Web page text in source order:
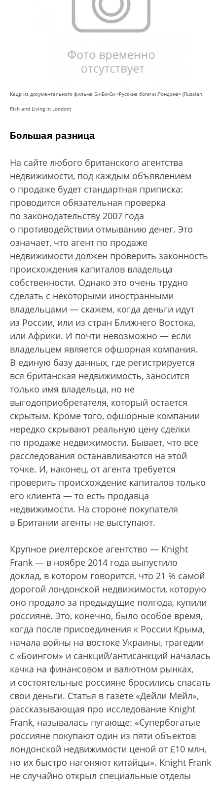
Кадр из документального фильма Би-Би-Си «Русские богачи Лондона» (Russian,
Rich and Living in London)
Большая разница
На сайте любого британского агентства
недвижимости, под каждым объявлением
о продаже будет стандартная приписка:
проводится обязательная проверка
по законодательству 2007 года
о противодействии отмыванию денег. Это
означает, что агент по продаже
недвижимости должен проверить законность
происхождения капиталов владельца
собственности. Однако это очень трудно
сделать с некоторыми иностранными
владельцами — скажем, когда деньги идут
из России, или из стран Ближнего Востока,
или Африки. И почти невозможно — если
владельцем является офшорная компания.
В единую базу данных, где регистрируется
вся британская недвижимость, заносится
только имя владельца, но не
выгодоприобретателя, который остается
скрытым. Кроме того, офшорные компании
нередко скрывают реальную цену сделки
по продаже недвижимости. Бывает, что все
расследования останавливаются на этой
точке. И, наконец, от агента требуется
проверить происхождение капиталов только
его клиента — то есть продавца
недвижимости. На стороне покупателя
в Британии агенты не выступают.
Крупное риелтерское агентство — Knight
Frank — в ноябре 2014 года выпустило
доклад, в котором говорится, что 21 % самой
дорогой лондонской недвижимости, которую
оно продало за предыдущие полгода, купили
россияне. Это, конечно, было особое время,
когда после присоединения к России Крыма,
начала войны на востоке Украины, трагедии
с «Боингом» и санкций/антисанкций началась
качка на финансовом и валютном рынках,
и состоятельные россияне бросились спасать
свои деньги. Статья в газете «Дейли Мейл»,
рассказывающая про исследование Knight
Frank, называлась пугающе: «Супербогатые
россияне покупают один из пяти объектов
лондонской недвижимости ценой от £10 млн,
но их быстро нагоняют китайцы». Knight Frank
не случайно открыл специальные отделы